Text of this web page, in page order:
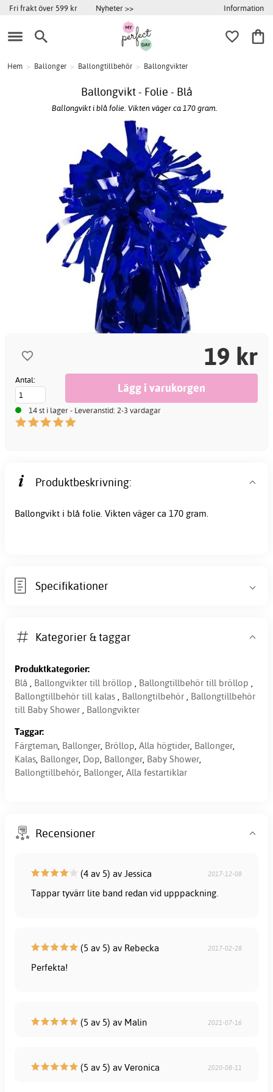
Fri frakt över 599 kr Nyheter >> Information
Hem > Ballonger > Ballongtillbehör > Ballongvikter
Ballongvikt - Folie - Blå
Ballongvikt i blå folie. Vikten väger ca 170 gram.
19 kr
Antal:
14 st i lager - Leveranstid: 2-3 vardagar
Produktbeskrivning:
Ballongvikt i blå folie. Vikten väger ca 170 gram.
Specifikationer
Kategorier & taggar
Produktkategorier:
Blå , Ballongvikter till bröllop , Ballongtillbehör till bröllop ,
Ballongtillbehör till kalas , Ballongtilbehör , Ballongtillbehör
till Baby Shower , Ballongvikter
Taggar:
Färgteman, Ballonger, Bröllop, Alla högtider, Ballonger,
Kalas, Ballonger, Dop, Ballonger, Baby Shower,
Ballongtillbehör, Ballonger, Alla festartiklar
Recensioner
(4 av 5) av Jessica 2017-12-08
Tappar tyvärr lite band redan vid upppackning.
(5 av 5) av Rebecka 2017-02-28
Perfekta!
(5 av 5) av Malin 2021-07-16
(5 av 5) av Veronica 2020-08-11